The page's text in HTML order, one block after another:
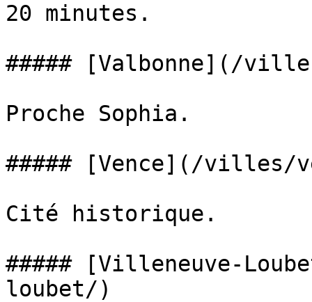
20 minutes.
##### [Valbonne](/
Proche Sophia.
##### [Vence](/villes/
Cité historique.
##### [Villeneuve-
loubet/)